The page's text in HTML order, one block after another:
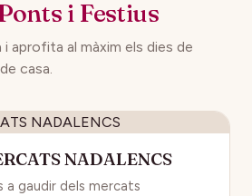
i Festius
i aprofita al màxim els dies de
casa.
NADALENCS
a gaudir dels mercats